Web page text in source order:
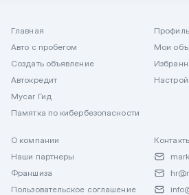
Главная
Авто с пробегом
Создать объявление
Автокредит
Mycar Гид
Памятка по кибербезопасности
Профиль
Мои
О компании
Наши партнеры
Франшиза
Пользовательское соглашение